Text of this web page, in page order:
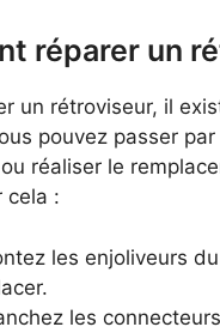
réparer un
un rétroviseur, il
pouvez passer par
réaliser le
cela :
les enjoliveurs
les